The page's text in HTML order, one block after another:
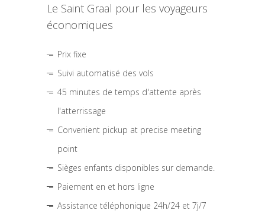
Le Saint Graal pour les voyageurs
économiques
Prix fixe
Suivi automatisé des vols
45 minutes de temps d'attente après
l'atterrissage
Convenient pickup at precise meeting
point
Sièges enfants disponibles sur demande.
Paiement en et hors ligne
Assistance téléphonique 24h/24 et 7j/7